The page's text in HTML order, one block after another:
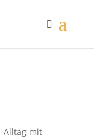
Alltag mit